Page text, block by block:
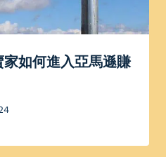
如何進入亞馬遜賺